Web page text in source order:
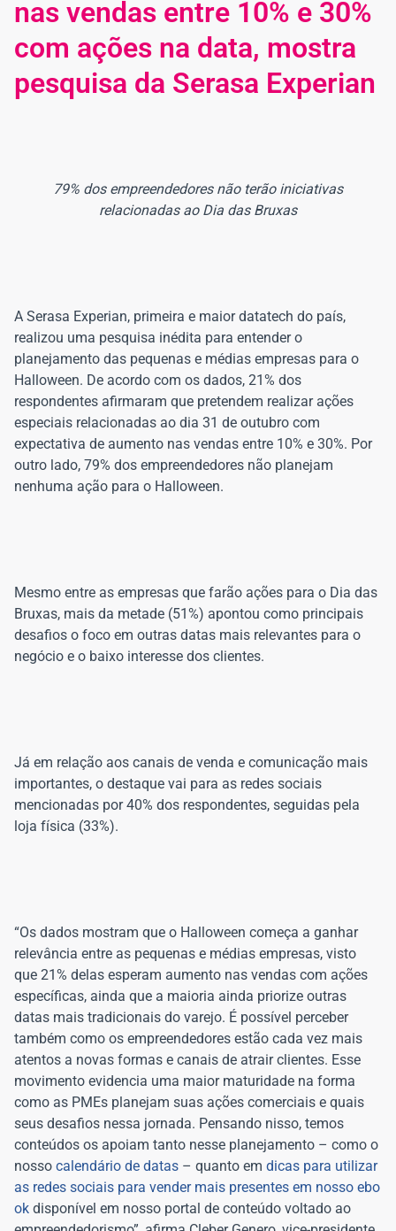
nas vendas entre 10% e 30%
com ações na data, mostra
pesquisa da Serasa Experian
79% dos empreendedores não terão iniciativas
relacionadas ao Dia das Bruxas
A Serasa Experian, primeira e maior datatech do país,
realizou uma pesquisa inédita para entender o
planejamento das pequenas e médias empresas para o
Halloween. De acordo com os dados, 21% dos
respondentes afirmaram que pretendem realizar ações
especiais relacionadas ao dia 31 de outubro com
expectativa de aumento nas vendas entre 10% e 30%. Por
outro lado, 79% dos empreendedores não planejam
Mesmo entre as empresas que farão ações para o Dia das
Bruxas, mais da metade (51%) apontou como principais
desafios o foco em outras datas mais relevantes para o
Já em relação aos canais de venda e comunicação mais
importantes, o destaque vai para as redes sociais
mencionadas por 40% dos respondentes, seguidas pela
“Os dados mostram que o Halloween começa a ganhar
relevância entre as pequenas e médias empresas, visto
que 21% delas esperam aumento nas vendas com ações
específicas, ainda que a maioria ainda priorize outras
datas mais tradicionais do varejo. É possível perceber
também como os empreendedores estão cada vez mais
atentos a novas formas e canais de atrair clientes. Esse
movimento evidencia uma maior maturidade na forma
como as PMEs planejam suas ações comerciais e quais
seus desafios nessa jornada. Pensando nisso, temos
conteúdos os apoiam tanto nesse planejamento – como o
nosso calendário de datas – quanto em dicas para utilizar
as redes sociais para vender mais presentes em nosso ebo
ok disponível em nosso portal de conteúdo voltado ao